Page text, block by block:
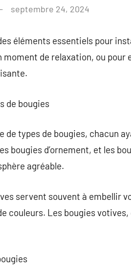
septembre 24, 2024
éléments essentiels pour
moment de relaxation, ou
de bougies
de types de bougies, chacun
bougies d’ornement, et les
agréable.
servent souvent à embellir
couleurs. Les bougies